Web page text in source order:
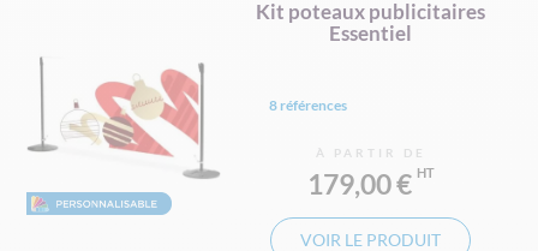
Kit poteaux publicitaires
Essentiel
8 références
À PARTIR DE
179,00 €
VOIR LE PRODUIT